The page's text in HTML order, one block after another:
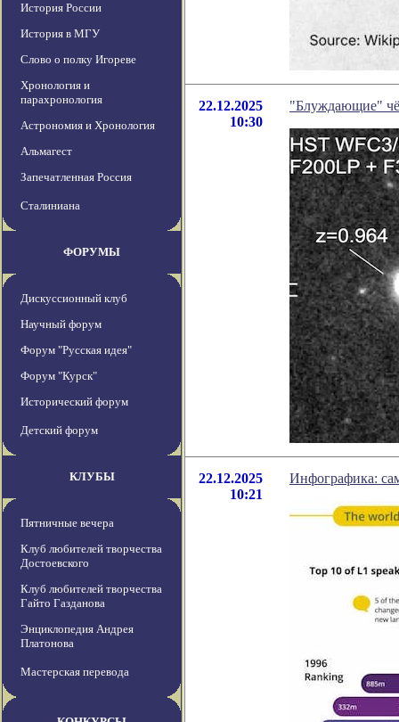
История России
История в МГУ
Слово о полку Игореве
Хронология и
парахронология
Астрономия и Хронология
Альмагест
Запечатленная Россия
Сталиниана
ФОРУМЫ
Дискуссионный клуб
Научный форум
Форум "Русская идея"
Форум "Курск"
Исторический форум
Детский форум
КЛУБЫ
Пятничные вечера
Клуб любителей творчества
Достоевского
Клуб любителей творчества
Гайто Газданова
Энциклопедия Андрея
Платонова
Мастерская перевода
22.12.2025
10:30
"Блуждающие"
22.12.2025
10:21
Инфографика: